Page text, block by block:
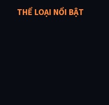
THỂ LOẠI NỔI BẬT